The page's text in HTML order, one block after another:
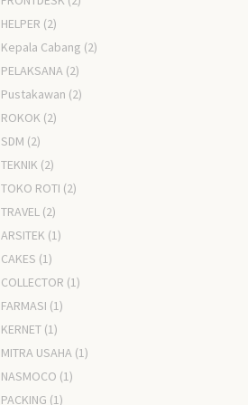
HELPER (2)
Kepala Cabang (2)
PELAKSANA (2)
Pustakawan (2)
ROKOK (2)
SDM (2)
TEKNIK (2)
TOKO ROTI (2)
TRAVEL (2)
ARSITEK (1)
CAKES (1)
COLLECTOR (1)
FARMASI (1)
KERNET (1)
MITRA USAHA (1)
NASMOCO (1)
PACKING (1)